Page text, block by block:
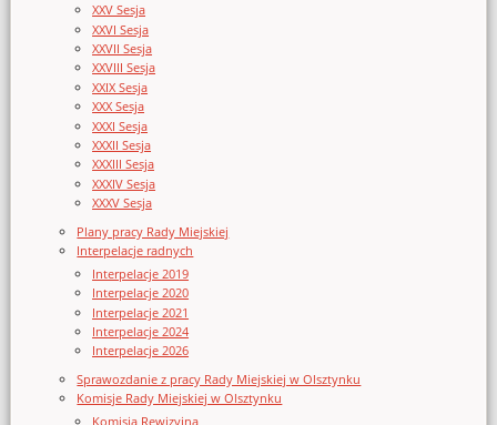
XXV Sesja
XXVI Sesja
XXVII Sesja
XXVIII Sesja
XXIX Sesja
XXX Sesja
XXXI Sesja
XXXII Sesja
XXXIII Sesja
XXXIV Sesja
XXXV Sesja
Plany pracy Rady Miejskiej
Interpelacje radnych
Interpelacje 2019
Interpelacje 2020
Interpelacje 2021
Interpelacje 2024
Interpelacje 2026
Sprawozdanie z pracy Rady Miejskiej w Olsztynku
Komisje Rady Miejskiej w Olsztynku
Komisja Rewizyjna